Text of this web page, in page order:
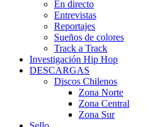
En directo
Entrevistas
Reportajes
Sueños de colores
Track a Track
Investigación Hip Hop
DESCARGAS
Discos Chilenos
Zona Norte
Zona Central
Zona Sur